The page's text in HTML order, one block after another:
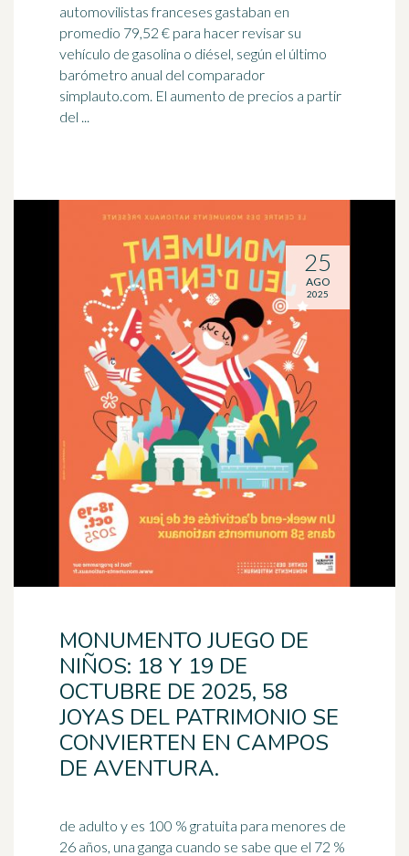
automovilistas franceses gastaban en
promedio 79,52 € para hacer revisar su
vehículo de gasolina o diésel, según el último
barómetro anual del comparador
simplauto.com. El aumento de precios a partir
del ...
MONUMENTO JUEGO DE
NIÑOS: 18 Y 19 DE
OCTUBRE DE 2025, 58
JOYAS DEL PATRIMONIO SE
CONVIERTEN EN CAMPOS
DE AVENTURA.
de adulto y es 100 % gratuita para menores de
26 años, una ganga cuando se sabe que el 72 %
25
AGO
2025